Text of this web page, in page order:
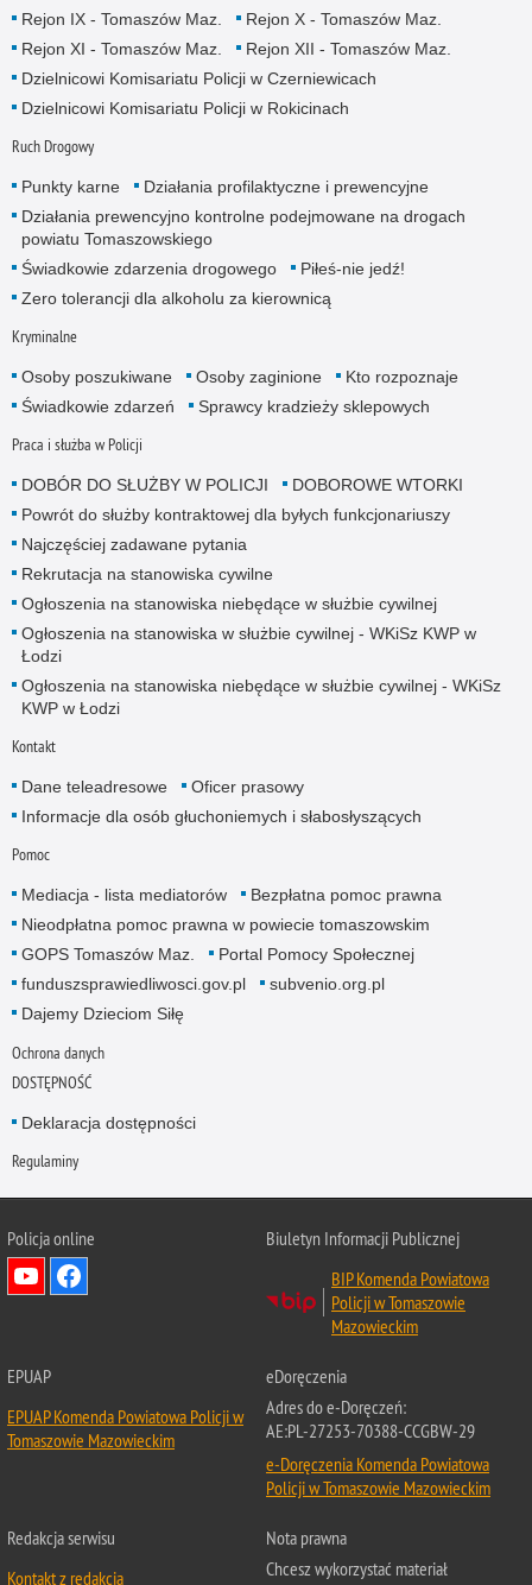
Rejon IX - Tomaszów Maz.
Rejon X - Tomaszów Maz.
Rejon XI - Tomaszów Maz.
Rejon XII - Tomaszów Maz.
Dzielnicowi Komisariatu Policji w Czerniewicach
Dzielnicowi Komisariatu Policji w Rokicinach
Ruch Drogowy
Punkty karne
Działania profilaktyczne i prewencyjne
Działania prewencyjno kontrolne podejmowane na drogach
powiatu Tomaszowskiego
Świadkowie zdarzenia drogowego
Piłeś-nie jedź!
Zero tolerancji dla alkoholu za kierownicą
Kryminalne
Osoby poszukiwane Osoby zaginione
Kto rozpoznaje
Świadkowie zdarzeń
Sprawcy kradzieży sklepowych
Praca i służba w Policji
DOBÓR DO SŁUŻBY W POLICJI
DOBOROWE WTORKI
Powrót do służby kontraktowej dla byłych funkcjonariuszy
Najczęściej zadawane pytania
Rekrutacja na stanowiska cywilne
Ogłoszenia na stanowiska niebędące w służbie cywilnej
Ogłoszenia na stanowiska w służbie cywilnej - WKiSz KWP w
Łodzi
Ogłoszenia na stanowiska niebędące w służbie cywilnej - WKiSz
KWP w Łodzi
Kontakt
Dane teleadresowe
Oficer prasowy
Informacje dla osób głuchoniemych i słabosłyszących
Pomoc
Mediacja - lista mediatorów
Bezpłatna pomoc prawna
Nieodpłatna pomoc prawna w powiecie tomaszowskim
GOPS Tomaszów Maz.
Portal Pomocy Społecznej
funduszsprawiedliwosci.gov.pl
subvenio.org.pl
Dajemy Dzieciom Siłę
Ochrona danych
DOSTĘPNOŚĆ
Deklaracja dostępności
Regulaminy
Policja online
Biuletyn Informacji Publicznej
BIP Komenda Powiatowa
Policji w Tomaszowie
Mazowieckim
EPUAP
EPUAP Komenda Powiatowa Policji w
Tomaszowie Mazowieckim
eDoręczenia
Adres do e-Doręczeń:
AE:PL-27253-70388-CCGBW-29
e-Doręczenia Komenda Powiatowa
Policji w Tomaszowie Mazowieckim
Redakcja serwisu
Kontakt z redakcją
Nota prawna
Chcesz wykorzystać materiał